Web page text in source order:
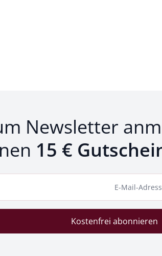
Newsletter
15 €
E-Mail-
Kostenfrei abonnieren